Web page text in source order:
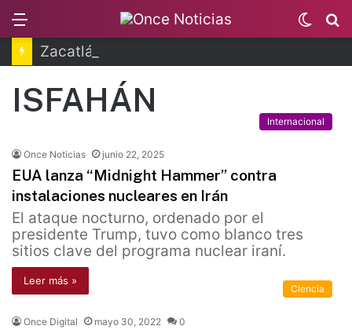
Switch
skin
ISFAHÁN
Internacional
Once Noticias junio 22, 2025
EUA lanza “Midnight Hammer” contra
instalaciones nucleares en Irán
El ataque nocturno, ordenado por el
presidente Trump, tuvo como blanco tres
sitios clave del programa nuclear iraní.
Leer más »
Ciencia
Once Digital mayo 30, 2022 0